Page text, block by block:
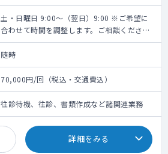
土・日曜日 9:00～（翌日）9:00 ※ご希望に
合わせて時間を調整します。ご相談くださ
い。
随時
70,000円/回（税込・交通費込）
往診待機、往診、書類作成など諸関連業務
詳細をみる